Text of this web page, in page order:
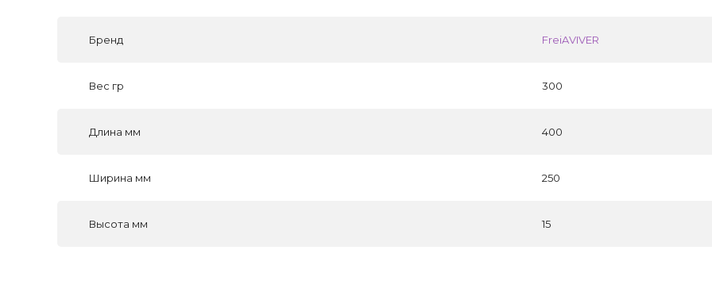
Бренд FreiAVIVER
Вес гр 300
Длина мм 400
Ширина мм 250
Высота мм 15